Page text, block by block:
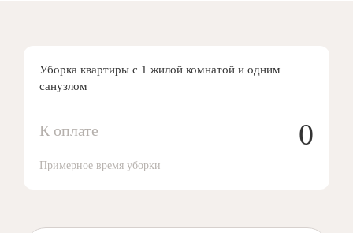
Уборка квартиры с 1 жилой комнатой и одним
санузлом
К оплате 0
Примерное время уборки